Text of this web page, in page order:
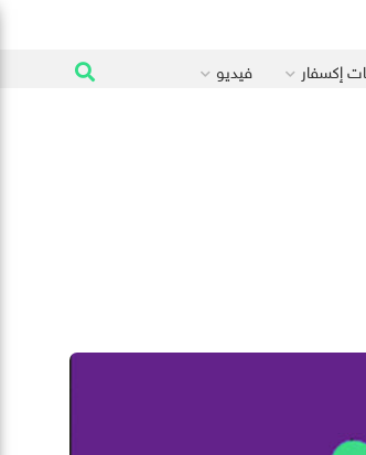
إكسفار فيديو